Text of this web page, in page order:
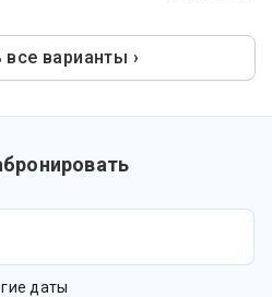
варианты ›
даты